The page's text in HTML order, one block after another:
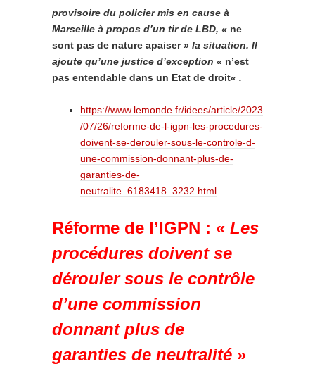
provisoire du policier mis en cause à
Marseille à propos d’un tir de LBD, « ne
sont pas de nature apaiser» la situation. Il
ajoute qu’une justice d’exception « n’est
pas entendable dans un Etat de droit« .
https://www.lemonde.fr/idees/article/2023
/07/26/reforme-de-l-igpn-les-procedures-
doivent-se-derouler-sous-le-controle-d-
une-commission-donnant-plus-de-
garanties-de-
neutralite_6183418_3232.html
Réforme de l’IGPN : « Les
procédures doivent se
dérouler sous le contrôle
d’une commission
donnant plus de
garanties de neutralité »